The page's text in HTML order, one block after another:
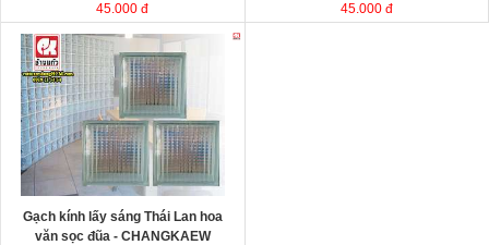
45.000 đ
45.000 đ
Gạch kính lấy sáng Changkaew
gạch
kính Thái Lan
Kích thước
Đóng gói
Gạch kính lấy sáng Thái Lan hoa
văn sọc đũa - CHANGKAEW